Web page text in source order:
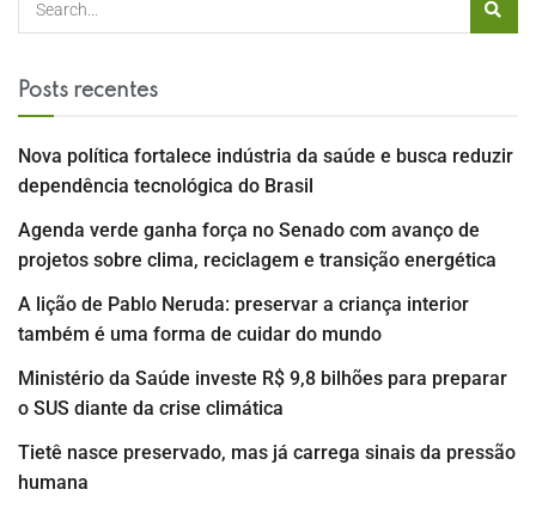
Posts recentes
Nova política fortalece indústria da saúde e busca reduzir
dependência tecnológica do Brasil
Agenda verde ganha força no Senado com avanço de
projetos sobre clima, reciclagem e transição energética
A lição de Pablo Neruda: preservar a criança interior
também é uma forma de cuidar do mundo
Ministério da Saúde investe R$ 9,8 bilhões para preparar
o SUS diante da crise climática
Tietê nasce preservado, mas já carrega sinais da pressão
humana